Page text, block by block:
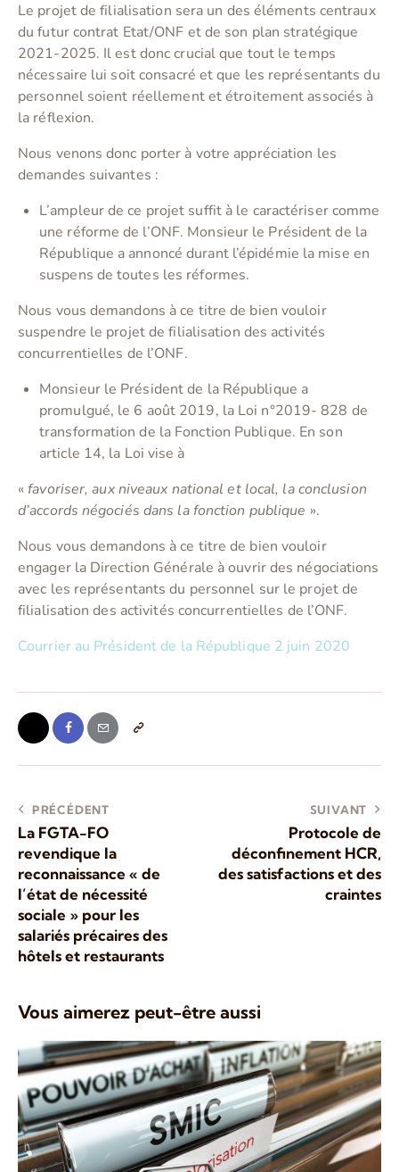
Le projet de filialisation sera un des éléments centraux
du futur contrat Etat/ONF et de son plan stratégique
2021-2025. Il est donc crucial que tout le temps
nécessaire lui soit consacré et que les représentants du
personnel soient réellement et étroitement associés à
la réflexion.
Nous venons donc porter à votre appréciation les
demandes suivantes :
L’ampleur de ce projet suffit à le caractériser comme
une réforme de l’ONF. Monsieur le Président de la
République a annoncé durant l’épidémie la mise en
suspens de toutes les réformes.
Nous vous demandons à ce titre de bien vouloir
suspendre le projet de filialisation des activités
concurrentielles de l’ONF.
Monsieur le Président de la République a
promulgué, le 6 août 2019, la Loi n°2019- 828 de
transformation de la Fonction Publique. En son
article 14, la Loi vise à
«favoriser, aux niveaux national et local, la conclusion
d’accords négociés dans la fonction publique ».
Nous vous demandons à ce titre de bien vouloir
engager la Direction Générale à ouvrir des négociations
avec les représentants du personnel sur le projet de
filialisation des activités concurrentielles de l’ONF.
Courrier au Président de la République 2 juin 2020
PRÉCÉDENT
La FGTA-FO
revendique la
reconnaissance « de
l’état de nécessité
sociale » pour les
salariés précaires des
hôtels et restaurants
SUIVANT
Protocole de
déconfinement HCR,
des satisfactions et des
craintes
Vous aimerez peut-être aussi